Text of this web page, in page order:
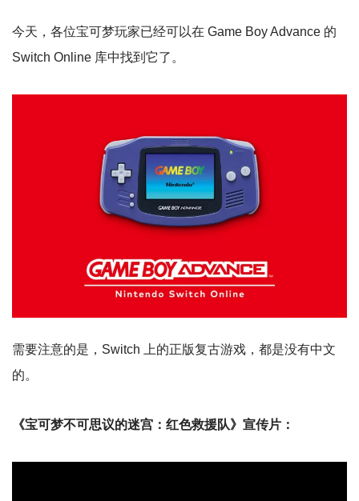
今天，各位宝可梦玩家已经可以在 Game Boy Advance 的
Switch Online 库中找到它了。
需要注意的是，Switch 上的正版复古游戏，都是没有中文
的。
《宝可梦不可思议的迷宫：红色救援队》宣传片：